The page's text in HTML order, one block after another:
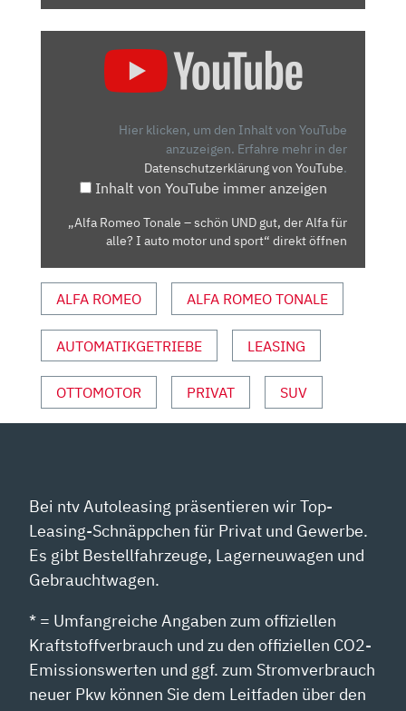
I
AUTO
UND
SPORT“
VON
YOUTUBE
Hier klicken, um den Inhalt von YouTube
anzuzeigen. Erfahre mehr in der
Datenschutzerklärung von YouTube.
Inhalt von YouTube immer anzeigen
„Alfa Romeo Tonale – schön UND gut, der Alfa für
alle? I auto motor und sport“ direkt öffnen
ALFA ROMEO ALFA ROMEO TONALE
AUTOMATIKGETRIEBE LEASING
OTTOMOTOR PRIVAT SUV
Bei ntv Autoleasing präsentieren wir Top-
Leasing-Schnäppchen für Privat und Gewerbe.
Es gibt Bestellfahrzeuge, Lagerneuwagen und
Gebrauchtwagen.
* = Umfangreiche Angaben zum offiziellen
Kraftstoffverbrauch und zu den offiziellen CO2-
Emissionswerten und ggf. zum Stromverbrauch
neuer Pkw können Sie dem Leitfaden über den